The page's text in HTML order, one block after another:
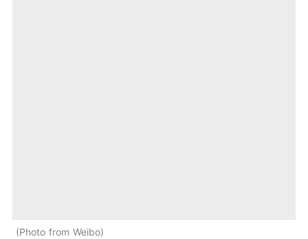
Photo from Weibo